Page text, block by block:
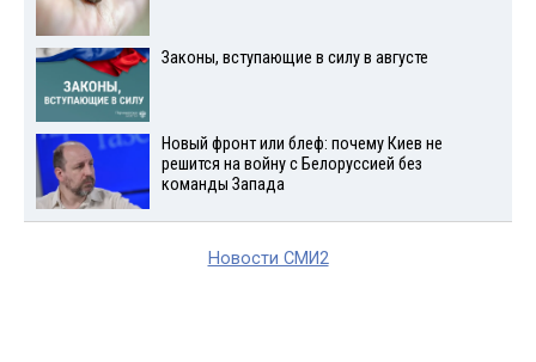
Законы, вступающие в силу в августе
Новый фронт или блеф: почему Киев не
решится на войну с Белоруссией без
команды Запада
Новости СМИ2